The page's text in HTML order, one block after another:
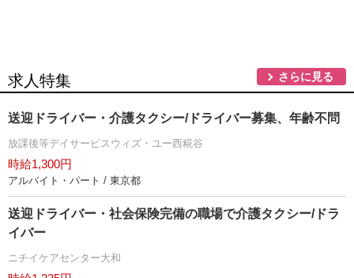
求人特集 さらに見る
送迎ドライバー・介護タクシー/ドライバー募集、年齢不問
放課後等デイサービスウィズ・ユー西糀谷
時給1,300円
アルバイト・パート / 東京都
送迎ドライバー・社会保険完備の職場で介護タクシー/ドラ
イバー
ニチイケアセンター大和